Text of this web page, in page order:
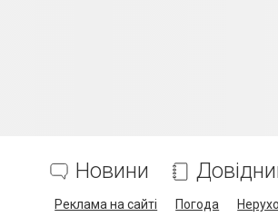
Новини
Реклама на сайті Погода